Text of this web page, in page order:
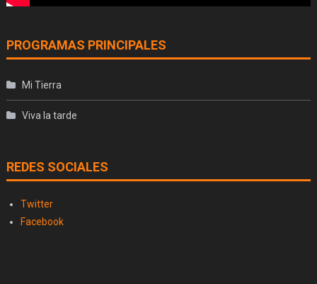
PROGRAMAS PRINCIPALES
Mi Tierra
Viva la tarde
REDES SOCIALES
Twitter
Facebook